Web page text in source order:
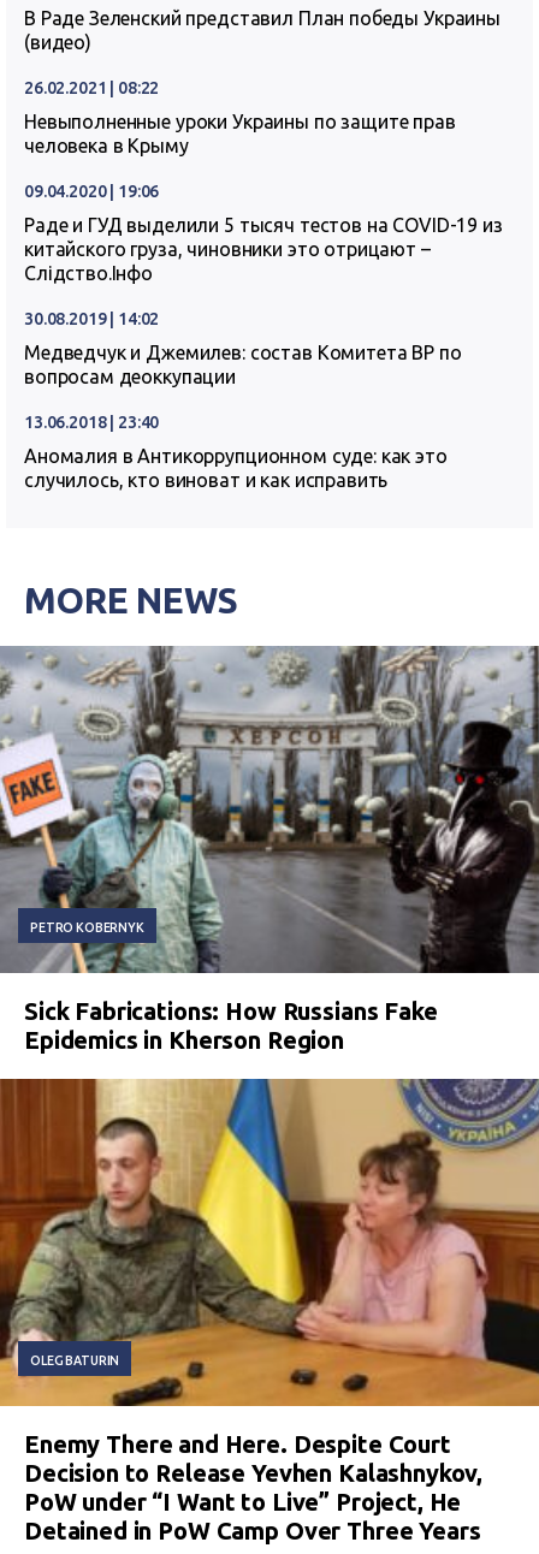
В Раде Зеленский представил План победы Украины
(видео)
26.02.2021 | 08:22
Невыполненные уроки Украины по защите прав
человека в Крыму
09.04.2020 | 19:06
Раде и ГУД выделили 5 тысяч тестов на COVID-19 из
китайского груза, чиновники это отрицают –
Слідство.Інфо
30.08.2019 | 14:02
Медведчук и Джемилев: состав Комитета ВР по
вопросам деоккупации
13.06.2018 | 23:40
Аномалия в Антикоррупционном суде: как это
случилось, кто виноват и как исправить
MORE NEWS
PETRO KOBERNYK
Sick Fabrications: How Russians Fake
Epidemics in Kherson Region
OLEG BATURIN
Enemy There and Here. Despite Court
Decision to Release Yevhen Kalashnykov,
PoW under “I Want to Live” Project, He
Detained in PoW Camp Over Three Years